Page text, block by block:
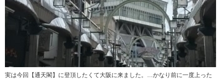
実は今回【通天閣】に登頂したくて大阪に来ました。…かなり前に一度上った